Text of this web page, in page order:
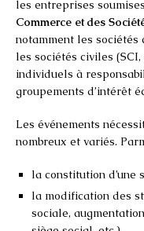
les entreprises
Commerce et des
notamment les sociétés
les sociétés civiles
individuels à
groupements d’intérêt
Les événements
nombreux et variés.
la constitution d’une
la modification des
sociale,